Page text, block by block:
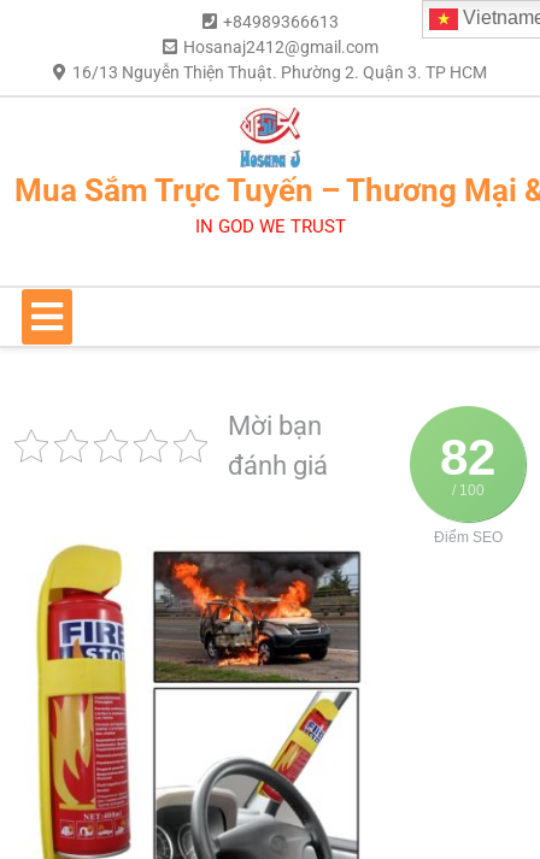
+84989366613
Hosanaj2412@gmail.com
16/13 Nguyễn Thiện Thuật. Phường 2. Quận 3. TP HCM
Mua Sắm Trực Tuyến – Thương Mại
IN GOD WE TRUST
82
/ 100
Điểm SEO
Mời bạn
đánh giá